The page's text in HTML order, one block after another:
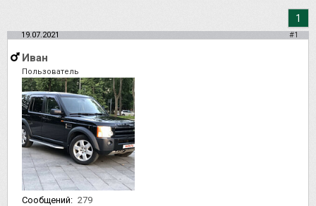
1
19.07.2021 #1
Иван
Пользователь
Сообщений: 279